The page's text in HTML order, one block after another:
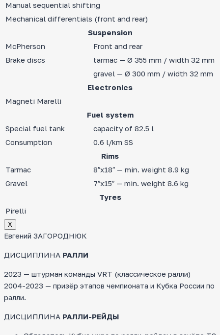
Manual sequential shifting
Mechanical differentials (front and rear)
Suspension
McPherson
Front and rear
Brake discs
tarmac — Ø 355 mm / width 32 mm
gravel — Ø 300 mm / width 32 mm
Electronics
Magneti Marelli
Fuel system
Special fuel tank
capacity of 82.5 l
Consumption
0.6 l/km SS
Rims
Tarmac
8″x18″ — min. weight 8.9 kg
Gravel
7″x15″ — min. weight 8.6 kg
Tyres
Pirelli
Х
Евгений ЗАГОРОДНЮК
ДИСЦИПЛИНА РАЛЛИ
2023 — штурман команды VRT (классическое ралли)
2004-2023 — призёр этапов чемпионата и Кубка России по
ралли.
ДИСЦИПЛИНА РАЛЛИ-РЕЙДЫ